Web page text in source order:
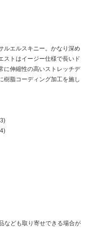
ルエルスキニー。かなり深め
ストはイージー仕様で長いド
に伸縮性の高いストレッチデ
樹脂コーディング加工を施し
なども取り寄せできる場合が